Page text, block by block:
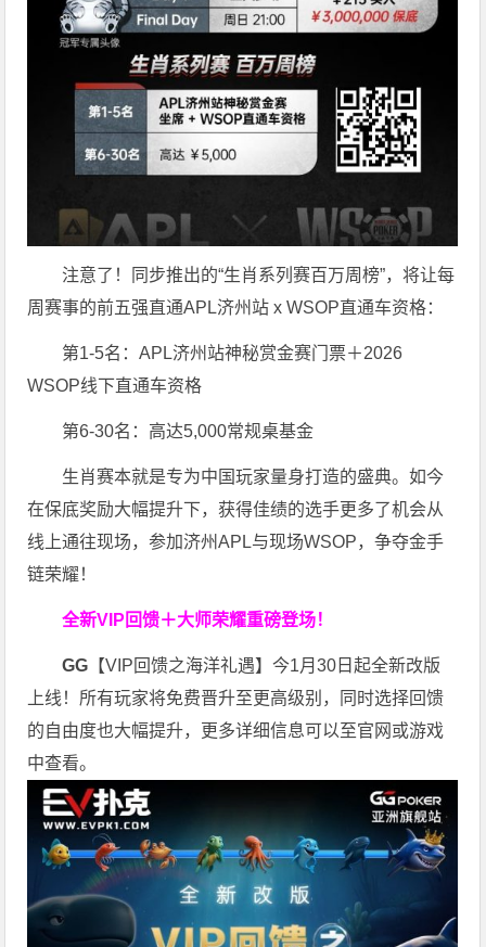
注意了！同步推出的“生肖系列赛百万周榜”，将让每
周赛事的前五强直通APL济州站 x WSOP直通车资格：
第1-5名：APL济州站神秘赏金赛门票＋2026
WSOP线下直通车资格
第6-30名：高达5,000常规桌基金
生肖赛本就是专为中国玩家量身打造的盛典。如今
在保底奖励大幅提升下，获得佳绩的选手更多了机会从
线上通往现场，参加济州APL与现场WSOP，争夺金手
链荣耀！
全新VIP回馈＋大师荣耀重磅登场！
GG 【VIP回馈之海洋礼遇】今1月30日起全新改版
上线！所有玩家将免费晋升至更高级别，同时选择回馈
的自由度也大幅提升，更多详细信息可以至官网或游戏
中查看。